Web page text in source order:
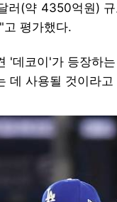
러(약 4350억원)
평가했다.
'데코이'가 등장하
데 사용될 것이라고